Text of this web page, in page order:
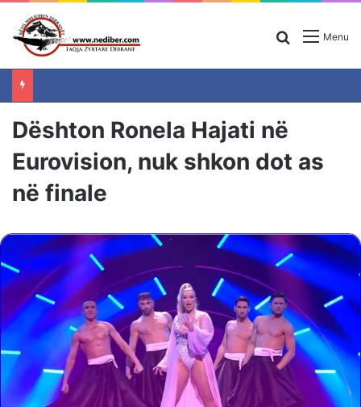
Menu
Search for
Dështon Ronela Hajati në
Eurovision, nuk shkon dot as
në finale